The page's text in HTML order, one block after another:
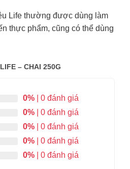
Life thường được dùng làm
thực phẩm, cũng có thể dùng
– CHAI 250G
0% | 0 đánh giá
0% | 0 đánh giá
0% | 0 đánh giá
0% | 0 đánh giá
0% | 0 đánh giá